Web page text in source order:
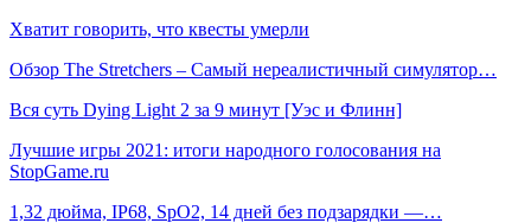
Хватит говорить, что квесты умерли
Обзор The Stretchers – Самый нереалистичный симулятор…
Вся суть Dying Light 2 за 9 минут [Уэс и Флинн]
Лучшие игры 2021: итоги народного голосования на
StopGame.ru
1,32 дюйма, IP68, SpO2, 14 дней без подзарядки —…